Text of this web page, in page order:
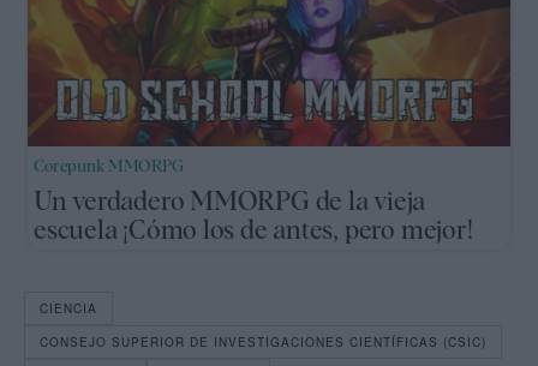
Corepunk MMORPG
Un verdadero MMORPG de la vieja
escuela ¡Cómo los de antes, pero mejor!
CIENCIA
CONSEJO SUPERIOR DE INVESTIGACIONES CIENTÍFICAS (CSIC)